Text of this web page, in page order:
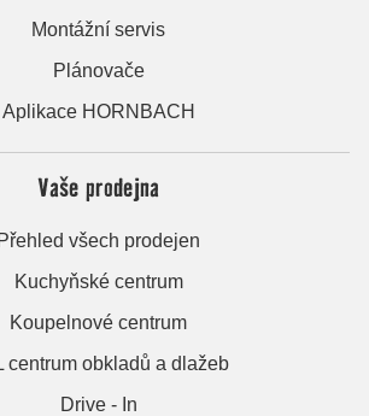
Montážní servis
Plánovače
Aplikace HORNBACH
Vaše prodejna
Přehled všech prodejen
Kuchyňské centrum
Koupelnové centrum
centrum obkladů a dlažeb
Drive - In